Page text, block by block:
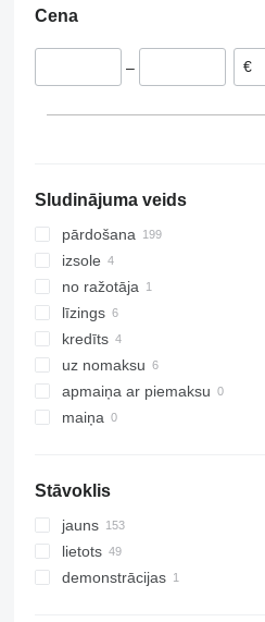
Nīderlande
Lietuva
Cena
–
Sludinājuma veids
pārdošana
izsole
no ražotāja
līzings
kredīts
uz nomaksu
apmaiņa ar piemaksu
maiņa
Stāvoklis
jauns
lietots
demonstrācijas